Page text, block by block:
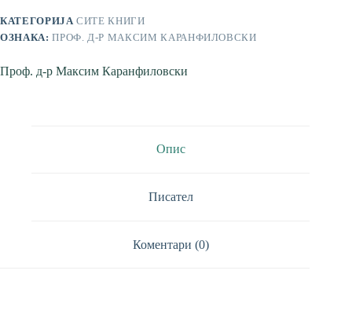
КАТЕГОРИЈАСИТЕ КНИГИ
ОЗНАКА:ПРОФ. Д-Р МАКСИМ КАРАНФИЛОВСКИ
Проф. д-р Максим Каранфиловски
Опис
Писател
Коментари (0)